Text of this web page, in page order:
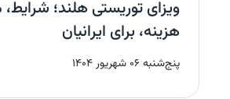
ویزای توریستی هلند؛ شرایط،
هزینه، برای ایرانیان
پنج‌شنبه 06 شهریور 1404